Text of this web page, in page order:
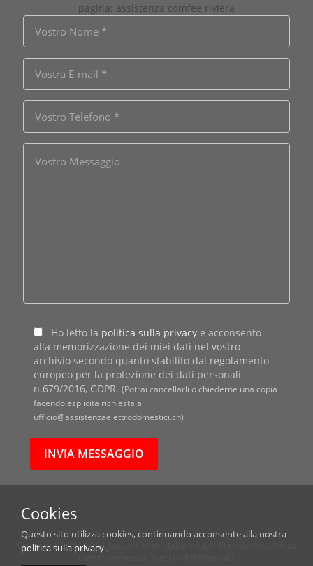
pagina: assistenza comfee riviera
Ho letto la politica sulla privacy e acconsento
alla memorizzazione dei miei dati nel vostro
archivio secondo quanto stabilito dal regolamento
europeo per la protezione dei dati personali
n.679/2016, GDPR. (Potrai cancellarli o chiederne una copia
facendo esplicita richiesta a
ufficio@assistenzaelettrodomestici.ch)
Copyright ©2014 Alpi Svizzere Immobiliare Sagl - Servizio Assistenza
Elettrodomestici. Tutti Diritti Riservati.
Cookies
Questo sito utilizza cookies, continuando acconsente alla nostra
politica sulla privacy .